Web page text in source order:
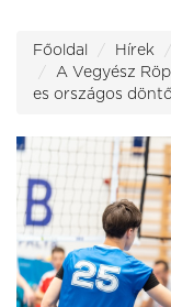
Főoldal Hírek
A Vegyész
es országos